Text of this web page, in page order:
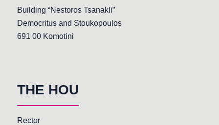
Building “Nestoros Tsanakli”
Democritus and Stoukopoulos
691 00 Komotini
THE HOU
Rector